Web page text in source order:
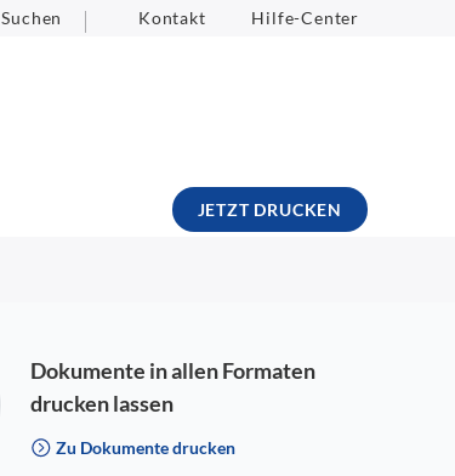
Suchen Kontakt Hilfe-Center
JETZT DRUCKEN
Dokumente in allen Formaten
drucken lassen
Zu Dokumente drucken